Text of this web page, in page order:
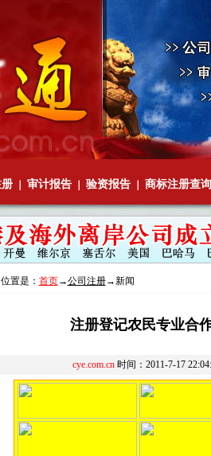
｜ 审计报告｜ 验资报告｜ 商标注册查询
置是： 首页→公司注册→新闻
注册登记农民专业合
cye.com.cn 时间：2011-7-17